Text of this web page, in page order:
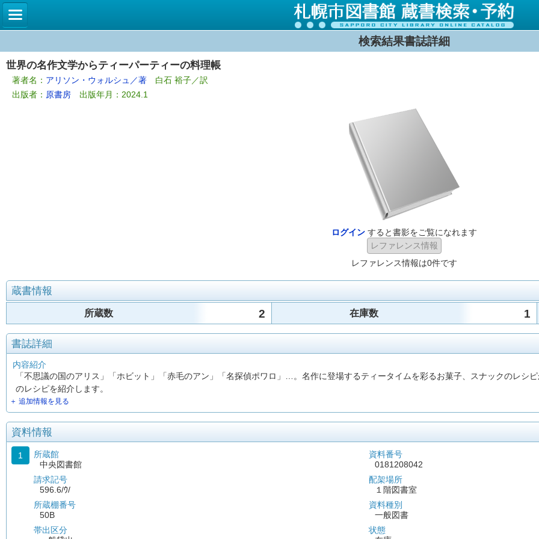
検索結果書誌詳細
世界の名作文学からティーパーティーの料理帳
著者名： アリソン・ウォルシュ／著 白石 裕子／訳
出版者： 原書房 出版年月：2024.1
ログイン すると書影をご覧になれます
レファレンス情報は0件です
蔵書情報
所蔵数 2 在庫数 1
書誌詳細
内容紹介
「不思議の国のアリス」「ホビット」「赤毛のアン」「名探偵ポワロ」…。名作に登場するティータイムを彩るお菓子、スナックのレシ
のレシピを紹介します。
＋ 追加情報を見る
資料情報
1
所蔵館
中央図書館
請求記号
596.6/ｳ/
所蔵棚番号
50B
帯出区分
資料番号
0181208042
配架場所
１階図書室
資料種別
一般図書
状態